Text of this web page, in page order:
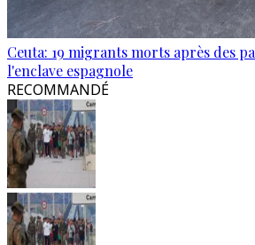
Ceuta: 19 migrants morts après des
l'enclave espagnole
RECOMMANDÉ